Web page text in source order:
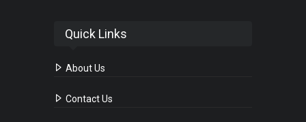
Quick Links
About Us
Contact Us